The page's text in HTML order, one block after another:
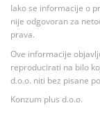
Iako se informacije o
nije odgovoran za
prava.
Ove informacije
reproducirati na bilo
d.o.o. niti bez pisane
Konzum plus d.o.o.